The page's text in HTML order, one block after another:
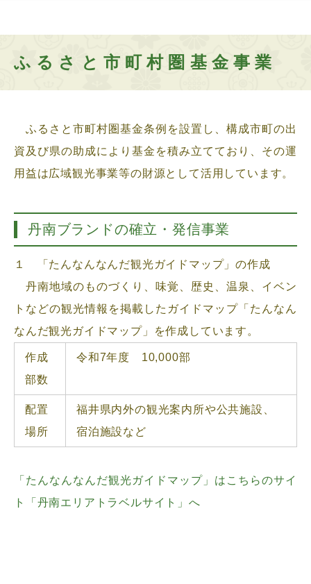
ふるさと市町村圏基金事業
ふるさと市町村圏基金条例を設置し、構成市町の出
資及び県の助成により基金を積み立てており、その運
用益は広域観光事業等の財源として活用しています。
丹南ブランドの確立・発信事業
１ 「たんなんなんだ観光ガイドマップ」の作成
丹南地域のものづくり、味覚、歴史、温泉、イベン
トなどの観光情報を掲載したガイドマップ「たんなん
なんだ観光ガイドマップ」を作成しています。
作成
部数
令和7年度 10,000部
配置
場所
福井県内外の観光案内所や公共施設、
宿泊施設など
「たんなんなんだ観光ガイドマップ」はこちらのサイ
ト「丹南エリアトラベルサイト」へ